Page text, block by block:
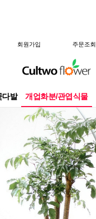
회원가입 주문조회
다발 개업화분/관엽식물